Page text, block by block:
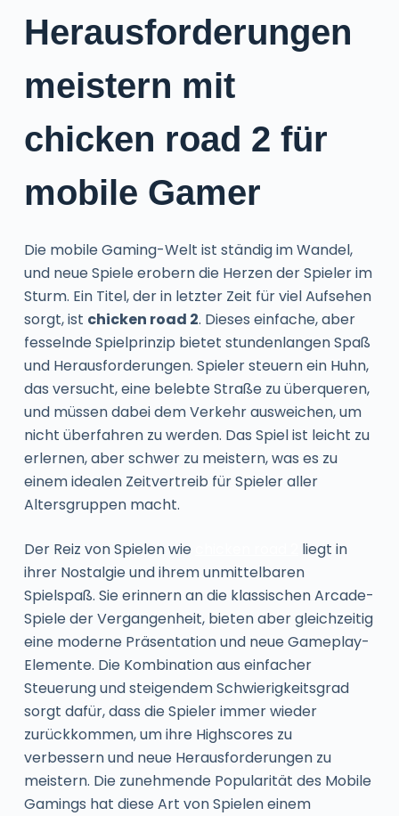
Herausforderungen
meistern mit
chicken road 2 für
mobile Gamer
Die mobile Gaming-Welt ist ständig im Wandel,
und neue Spiele erobern die Herzen der Spieler im
Sturm. Ein Titel, der in letzter Zeit für viel Aufsehen
sorgt, ist chicken road 2. Dieses einfache, aber
fesselnde Spielprinzip bietet stundenlangen Spaß
und Herausforderungen. Spieler steuern ein Huhn,
das versucht, eine belebte Straße zu überqueren,
und müssen dabei dem Verkehr ausweichen, um
nicht überfahren zu werden. Das Spiel ist leicht zu
erlernen, aber schwer zu meistern, was es zu
einem idealen Zeitvertreib für Spieler aller
Altersgruppen macht.
Der Reiz von Spielen wie
liegt in
ihrer Nostalgie und ihrem unmittelbaren
Spielspaß. Sie erinnern an die klassischen Arcade-
Spiele der Vergangenheit, bieten aber gleichzeitig
eine moderne Präsentation und neue Gameplay-
Elemente. Die Kombination aus einfacher
Steuerung und steigendem Schwierigkeitsgrad
sorgt dafür, dass die Spieler immer wieder
zurückkommen, um ihre Highscores zu
verbessern und neue Herausforderungen zu
meistern. Die zunehmende Popularität des Mobile
Gamings hat diese Art von Spielen einem